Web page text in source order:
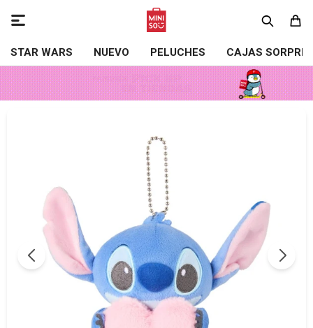
STAR WARS NUEVO PELUCHES CAJAS
